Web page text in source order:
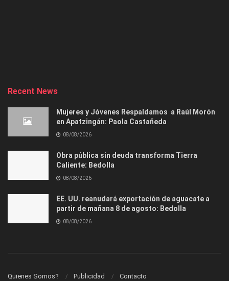
Recent News
Mujeres y Jóvenes Respaldamos a Raúl Morón
en Apatzingán: Paola Castañeda
08/08/2026
Obra pública sin deuda transforma Tierra
Caliente: Bedolla
08/08/2026
EE. UU. reanudará exportación de aguacate a
partir de mañana 8 de agosto: Bedolla
08/08/2026
Quienes Somos? Publicidad Contacto